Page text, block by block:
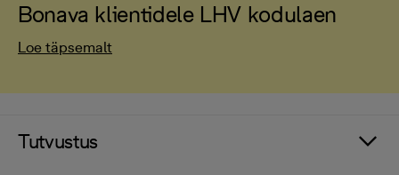
Bonava klientidele LHV kodulaen
Loe täpsemalt
Tutvustus